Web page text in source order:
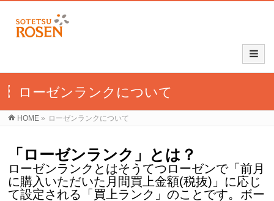
ローゼンランクについて
HOME » ローゼンランクについて
「ローゼンランク」とは？
ローゼンランクとはそうてつローゼンで「前月
に購入いただいた月間買上金額(税抜)」に応じ
て設定される「買上ランク」のことです。ボー